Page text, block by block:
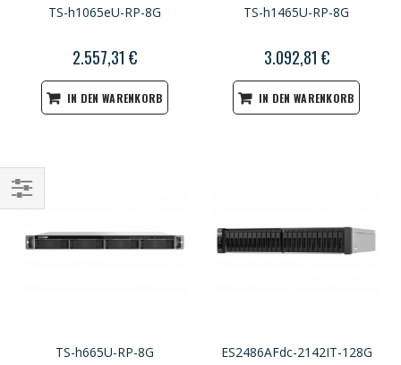
TS-h1065eU-RP-8G
2.557,31 €
IN DEN WARENKORB
TS-h1465U-RP-8G
3.092,81 €
IN DEN WARENKORB
TS-h665U-RP-8G ES2486AFdc-2142IT-128G
Einkaufsoptionen